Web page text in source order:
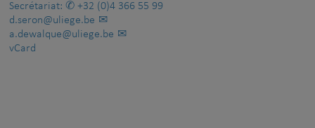
Secrétariat:
+32 (0)4 366 55 99
d.seron@uliege.be
a.dewalque@uliege.be
vCard